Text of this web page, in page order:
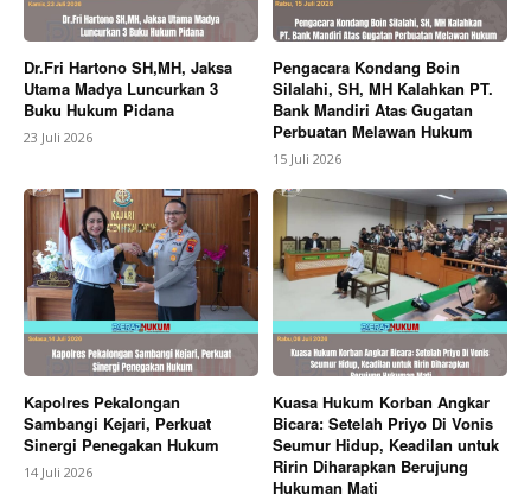
Dr.Fri Hartono SH,MH, Jaksa
Utama Madya Luncurkan 3
Buku Hukum Pidana
23 Juli 2026
Pengacara Kondang Boin
Silalahi, SH, MH Kalahkan PT.
Bank Mandiri Atas Gugatan
Perbuatan Melawan Hukum
15 Juli 2026
Kapolres Pekalongan
Sambangi Kejari, Perkuat
Sinergi Penegakan Hukum
14 Juli 2026
Kuasa Hukum Korban Angkar
Bicara: Setelah Priyo Di Vonis
Seumur Hidup, Keadilan untuk
Ririn Diharapkan Berujung
Hukuman Mati